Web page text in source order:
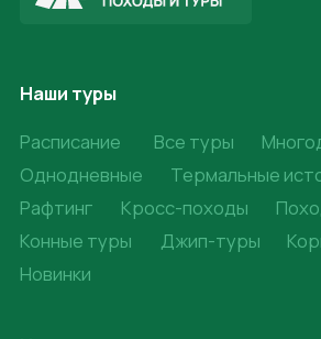
Скидки и акции
Подарочные
Вакансии
Отзывы
О нас
О нас
Блог